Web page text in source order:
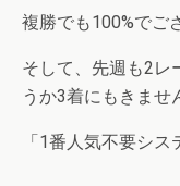
複勝でも100%でご
そして、先週も2レ
うか3着にもきませ
「1番人気不要シ